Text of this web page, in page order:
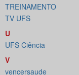
TREINAMENTO
TV UFS
U
UFS Ciência
V
vencersaude